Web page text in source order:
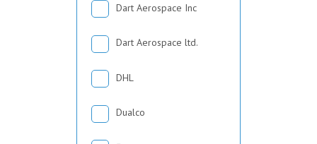
Dart Aerospace Inc
Dart Aerospace ltd.
DHL
Dualco